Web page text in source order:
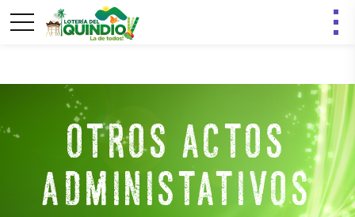
OTROS ACTOS
ADMINISTATIVOS